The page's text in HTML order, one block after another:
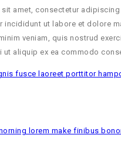
amet, consectetur
incididunt ut labore et dolore
veniam, quis nostrud
aliquip ex ea commodo
fusce laoreet porttitor